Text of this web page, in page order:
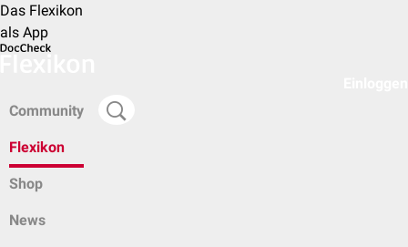
Das Flexikon
als App
Community
Flexikon
Shop
News